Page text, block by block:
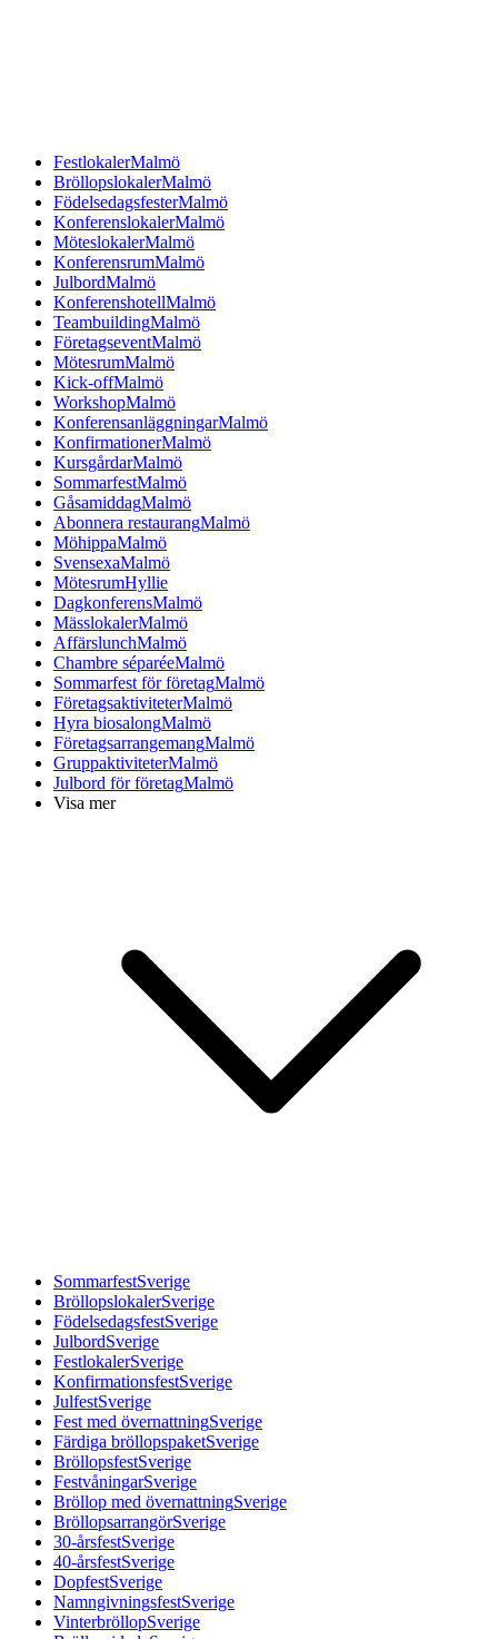
FestlokalerMalmö
BröllopslokalerMalmö
FödelsedagsfesterMalmö
KonferenslokalerMalmö
MöteslokalerMalmö
KonferensrumMalmö
JulbordMalmö
KonferenshotellMalmö
TeambuildingMalmö
FöretagseventMalmö
MötesrumMalmö
Kick-offMalmö
WorkshopMalmö
KonferensanläggningarMalmö
KonfirmationerMalmö
KursgårdarMalmö
SommarfestMalmö
GåsamiddagMalmö
Abonnera restaurangMalmö
MöhippaMalmö
SvensexaMalmö
MötesrumHyllie
DagkonferensMalmö
MässlokalerMalmö
AffärslunchMalmö
Chambre séparéeMalmö
Sommarfest för företagMalmö
FöretagsaktiviteterMalmö
Hyra biosalongMalmö
FöretagsarrangemangMalmö
GruppaktiviteterMalmö
Julbord för företagMalmö
Visa mer
SommarfestSverige
BröllopslokalerSverige
FödelsedagsfestSverige
JulbordSverige
FestlokalerSverige
KonfirmationsfestSverige
JulfestSverige
Fest med övernattningSverige
Färdiga bröllopspaketSverige
BröllopsfestSverige
FestvåningarSverige
Bröllop med övernattningSverige
BröllopsarrangörSverige
30-årsfestSverige
40-årsfestSverige
DopfestSverige
NamngivningsfestSverige
VinterbröllopSverige